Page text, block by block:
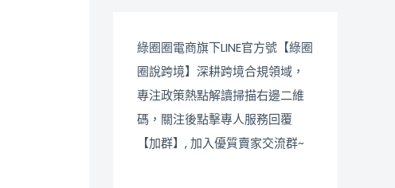
綠圈圈電商旗下LINE官方號【綠圈
圈說跨境】深耕跨境合規領域，
專注政策熱點解讀掃描右邊二維
碼，關注後點擊專人服務回覆
【加群】, 加入優質賣家交流群~